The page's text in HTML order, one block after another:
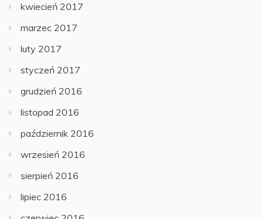
kwiecień 2017
marzec 2017
luty 2017
styczeń 2017
grudzień 2016
listopad 2016
październik 2016
wrzesień 2016
sierpień 2016
lipiec 2016